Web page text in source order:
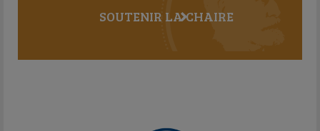
SOUTENIR LA CHAIRE